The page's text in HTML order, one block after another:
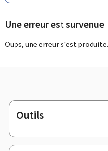
Une erreur est survenue
Oups, une erreur s'est produite.
Pied
de
page
Outils